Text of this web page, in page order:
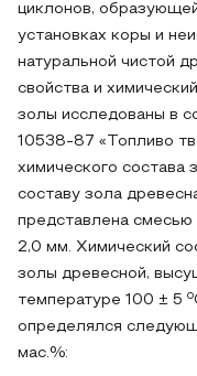
циклонов,
установках коры и
натуральной чистой
свойства и
золы исследованы в
10538-87 «Топливо
химического состава
составу зола
представлена смесью
2,0 мм. Химический
золы древесной,
температуре 100 ± 5 о
определялся
мас.%: